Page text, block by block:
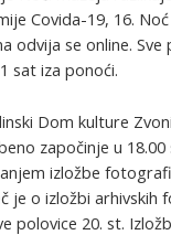
Covida-19, 16.
odvija se online. Sve
sat iza ponoći.
Dom kulture
započinje u 18.00
izložbe
je o izložbi
polovice 20. st.